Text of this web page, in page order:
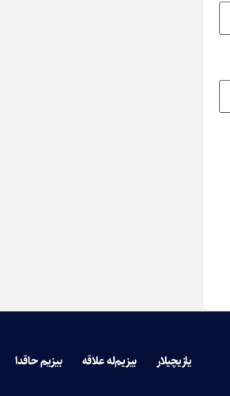
یازیچیلار بیزیم‌له علاقه بیزیم حاقدا